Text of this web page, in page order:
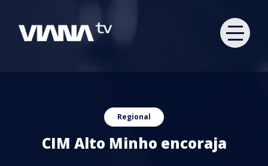
Regional
CIM Alto Minho encoraja